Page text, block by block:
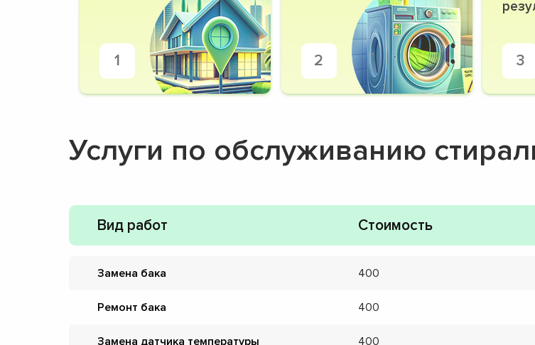
1 2 3
Услуги по обслуживанию
Вид работ Стоимость
Замена бака 400
Ремонт бака 400
Замена датчика температуры 400